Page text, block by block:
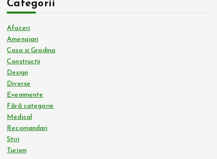
Categorii
Afaceri
Amenajari
Casa si Gradina
Constructii
Design
Diverse
Evenimente
Fără categorie
Medical
Recomandari
Stiri
Turism